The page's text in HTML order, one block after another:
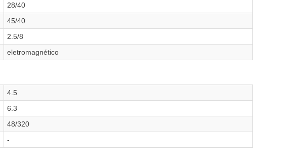
28/40
45/40
2.5/8
eletromagnético
4.5
6.3
48/320
-